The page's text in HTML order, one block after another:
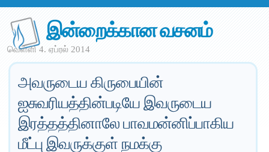
இன்றைக்கான வசனம்
வெள்ளி 4. ஏப்ரல் 2014
அவருடைய கிருபையின்
ஐசுவரியத்தின்படியே இவருடைய
இரத்தத்தினாலே பாவமன்னிப்பாகிய
மீட்பு இவருக்குள் நமக்கு